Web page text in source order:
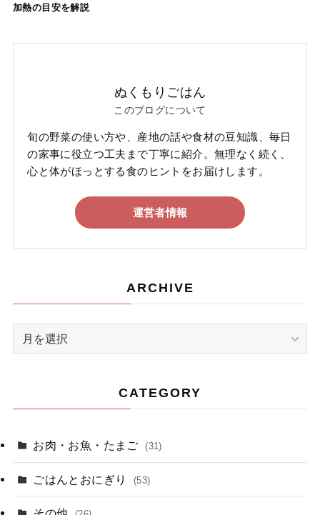
加熱の目安を解説
ぬくもりごはん
このブログについて
旬の野菜の使い方や、産地の話や食材の豆知識、毎日
の家事に役立つ工夫まで丁寧に紹介。無理なく続く、
心と体がほっとする食のヒントをお届けします。
運営者情報
ARCHIVE
ARCHIVE
CATEGORY
お肉・お魚・たまご (31)
ごはんとおにぎり (53)